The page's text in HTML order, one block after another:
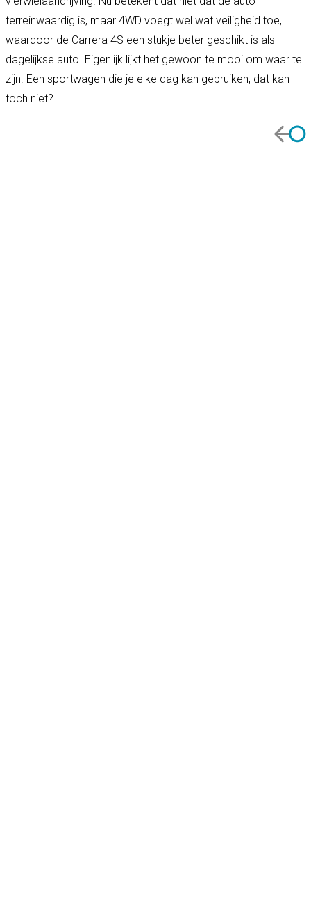
terreinwaardig is, maar 4WD voegt wel wat veiligheid toe,
waardoor de Carrera 4S een stukje beter geschikt is als
dagelijkse auto. Eigenlijk lijkt het gewoon te mooi om waar te
zijn. Een sportwagen die je elke dag kan gebruiken, dat kan
toch niet?